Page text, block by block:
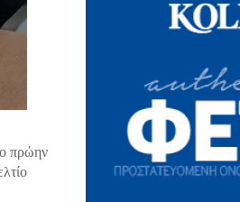
πρώην